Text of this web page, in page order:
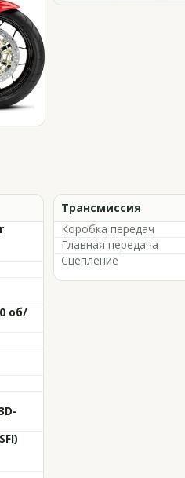
об/
Трансмиссия
Коробка передач
Главная передача
Сцепление